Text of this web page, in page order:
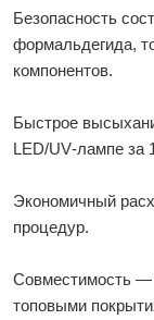
Безопасность
формальдегида,
компонентов.
Быстрое
LED/UV‑лампе за
Экономичный
процедур.
Совместимость
топовыми